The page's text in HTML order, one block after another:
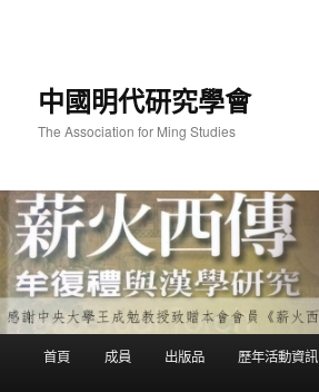
中國明代研究學會
The Association for Ming Studies
首頁 成員 出版品 歷年活動資訊